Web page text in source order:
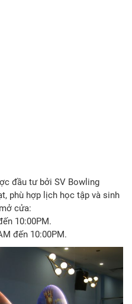
đầu tư bởi SV Bowling
phù hợp lịch học tập và sinh
cửa:
10:00PM.
đến 10:00PM.